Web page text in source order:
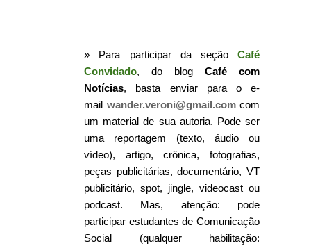
» Para participar da seção Café
Convidado, do blogCafé com
Notícias, basta enviar para o e-
mail wander.veroni@gmail.comcom
um material de sua autoria. Pode ser
uma reportagem (texto, áudio ou
vídeo), artigo, crônica, fotografias,
peças publicitárias, documentário, VT
publicitário, spot, jingle, videocast ou
podcast. Mas, atenção: pode
participar estudantes de Comunicação
Social (qualquer habilitação: